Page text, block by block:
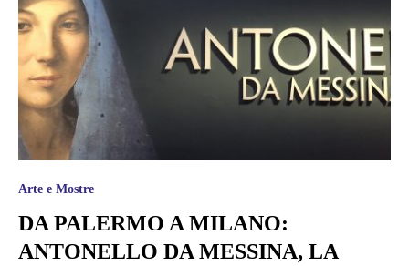
Arte e Mostre
DA PALERMO A MILANO:
ANTONELLO DA MESSINA, LA